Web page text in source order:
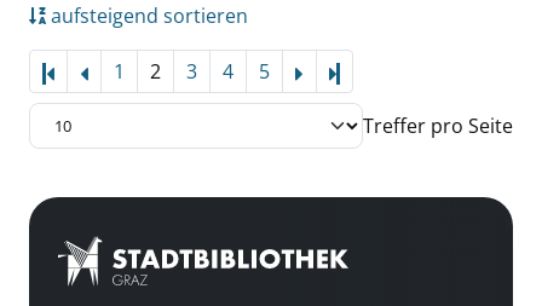
aufsteigend sortieren
1 2 3 4 5
Treffer pro Seite